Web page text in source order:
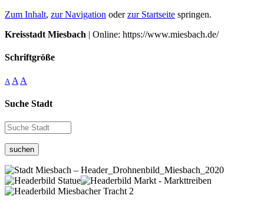
Zum Inhalt, zur Navigation oderzur Startseite springen.
Kreisstadt Miesbach | Online: https://www.miesbach.de/
Schriftgröße
A A A
Suche Stadt
suchen